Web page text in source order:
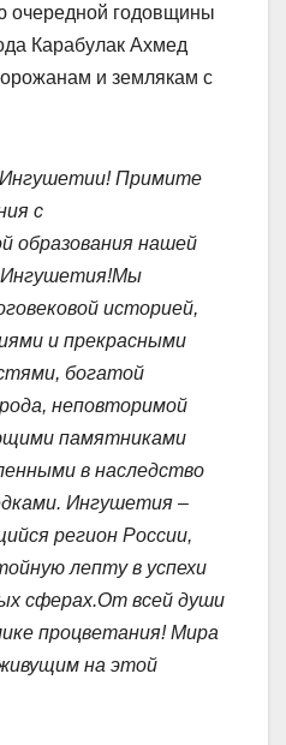
очередной годовщины
Карабулак Ахмед
и землякам с
Примите
с
образования нашей
Мы
историей,
и прекрасными
богатой
неповторимой
памятниками
в наследство
Ингушетия –
регион России,
лепту в успехи
сферах.От всей души
процветания! Мира
на этой